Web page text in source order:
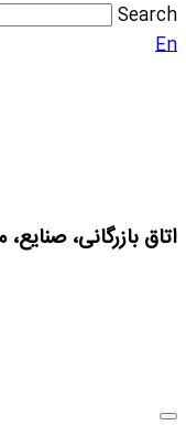
Search
En
اتاق بازرگانی،